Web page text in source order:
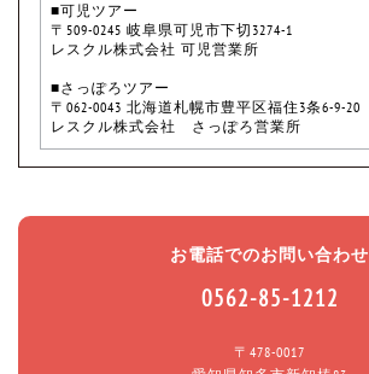
■可児ツアー
〒509-0245 岐阜県可児市下切3274-1
レスクル株式会社 可児営業所
■さっぽろツアー
〒062-0043 北海道札幌市豊平区福住3条6-9-20
レスクル株式会社 さっぽろ営業所
お電話でのお問い合わせ
0562-85-1212
〒478-0017